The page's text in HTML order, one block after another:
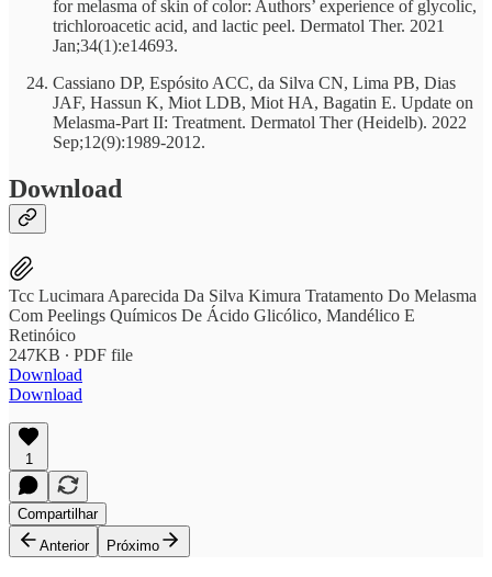
for melasma of skin of color: Authors’ experience of glycolic,
trichloroacetic acid, and lactic peel. Dermatol Ther. 2021
Jan;34(1):e14693.
Cassiano DP, Espósito ACC, da Silva CN, Lima PB, Dias
JAF, Hassun K, Miot LDB, Miot HA, Bagatin E. Update on
Melasma-Part II: Treatment. Dermatol Ther (Heidelb). 2022
Sep;12(9):1989-2012.
Download
Tcc Lucimara Aparecida Da Silva Kimura Tratamento Do Melasma
Com Peelings Químicos De Ácido Glicólico, Mandélico E
Retinóico
247KB ∙ PDF file
Download
Download
1
Compartilhar
Anterior
Próximo